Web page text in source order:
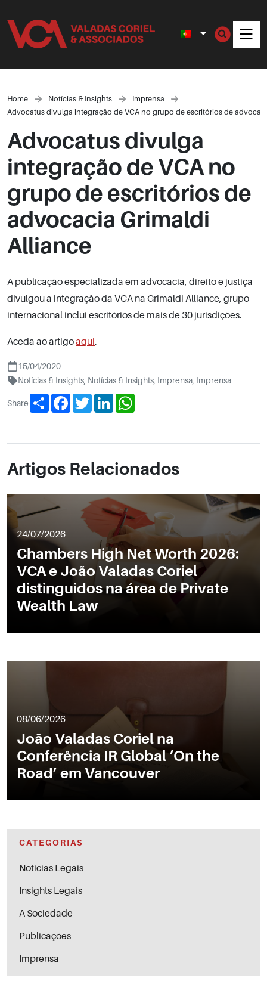
Home Notícias & Insights
Imprensa
Advocatus divulga integração de VCA no grupo de escritórios de
Advocatus divulga
integração de VCA no
grupo de escritórios de
advocacia Grimaldi
Alliance
A publicação especializada em advocacia, direito e justiça
divulgou a integração da VCA na Grimaldi Alliance, grupo
internacional inclui escritórios de mais de 30 jurisdições.
Aceda ao artigoaqui.
15/04/2020
Notícias & Insights Notícias & Insights Imprensa Imprensa
Share Share FacebookTwitterLinkedIn
Artigos Relacionados
24/07/2026
Chambers High Net Worth 2026:
VCA e João Valadas Coriel
distinguidos na área de Private
Wealth Law
08/06/2026
João Valadas Coriel na
Conferência IR Global ‘On the
Road’ em Vancouver
CATEGORIAS
Notícias Legais
Insights Legais
A Sociedade
Publicações
Imprensa